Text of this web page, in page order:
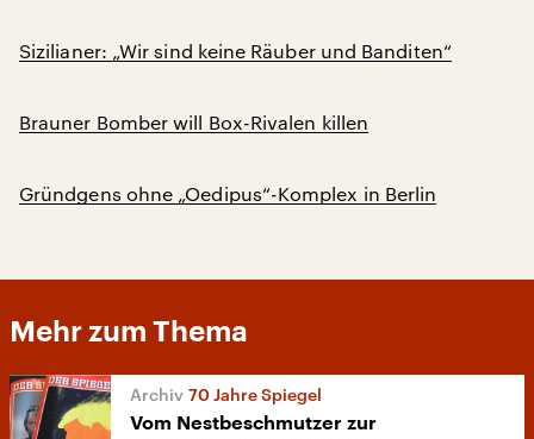
Sizilianer: „Wir sind keine Räuber und Banditen“
Brauner Bomber will Box-Rivalen killen
Gründgens ohne „Oedipus“-Komplex in Berlin
Mehr zum Thema
70 Jahre Spiegel
Vom Nestbeschmutzer zur